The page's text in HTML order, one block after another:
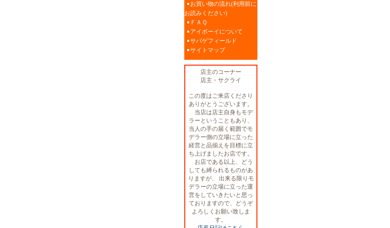
お買い物の流れ(利用前に
お読みください)
ＦＡＱ
アイボーイについて
サバゲフィールド
サイトマップ
店主のコーナー
店主・サクライ
この度はご来店くださり
ありがとうございます。
当店は店主自身もモデ
ラーということもあり、
当人の手の届く範囲でモ
デラー側の立場に立った
経営と品揃えを目標に立
ち上げましたお店です。
お店である以上、どう
しても縛られるものがあ
りますが、 出来る限りモ
デラーの立場に立った運
営をしていきたいと思っ
ておりますので、どうぞ
よろしくお願い致しま
す。